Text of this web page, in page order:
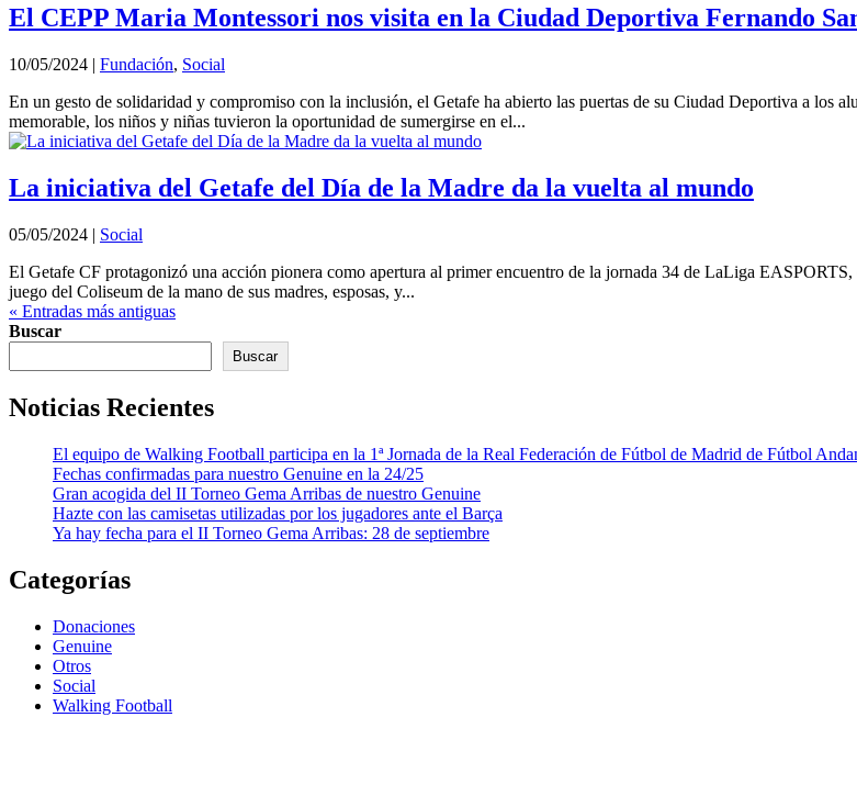
El CEPP Maria Montessori nos visita en la Ciudad Deportiva Fernando
10/05/2024 | Fundación, Social
En un gesto de solidaridad y compromiso con la inclusión, el Getafe ha abierto las puertas de su Ciudad Deportiva a los
memorable, los niños y niñas tuvieron la oportunidad de sumergirse en el...
La iniciativa del Getafe del Día de la Madre da la vuelta al mundo
05/05/2024 | Social
El Getafe CF protagonizó una acción pionera como apertura al primer encuentro de la jornada 34 de LaLiga
juego del Coliseum de la mano de sus madres, esposas, y...
« Entradas más antiguas
Buscar
Buscar
Noticias Recientes
El equipo de Walking Football participa en la 1ª Jornada de la Real Federación de Fútbol de Madrid de Fútbol
Fechas confirmadas para nuestro Genuine en la 24/25
Gran acogida del II Torneo Gema Arribas de nuestro Genuine
Hazte con las camisetas utilizadas por los jugadores ante el Barça
Ya hay fecha para el II Torneo Gema Arribas: 28 de septiembre
Categorías
Donaciones
Genuine
Otros
Social
Walking Football